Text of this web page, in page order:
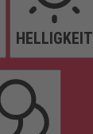
HELLIGKEIT